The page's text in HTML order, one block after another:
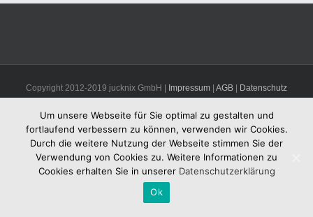
Copyright 2012-2019 jucknix GmbH | Impressum AGB Datenschutz
Um unsere Webseite für Sie optimal zu gestalten und
fortlaufend verbessern zu können, verwenden wir Cookies.
Durch die weitere Nutzung der Webseite stimmen Sie der
Verwendung von Cookies zu. Weitere Informationen zu
Cookies erhalten Sie in unserer Datenschutzerklärung
Ok